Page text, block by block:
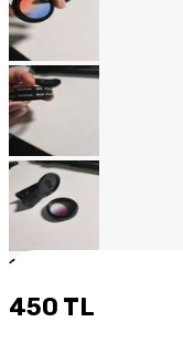
1
450 TL